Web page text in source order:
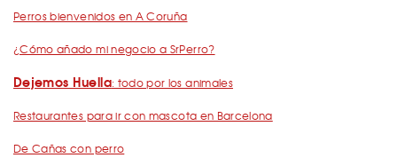
Perros bienvenidos en A Coruña
¿Cómo añado mi negocio a SrPerro?
Dejemos Huella: todo por los animales
Restaurantes para ir con mascota en Barcelona
De Cañas con perro